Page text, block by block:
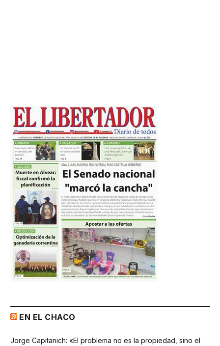
EN EL CHACO
Jorge Capitanich: «El problema no es la propiedad, sino el